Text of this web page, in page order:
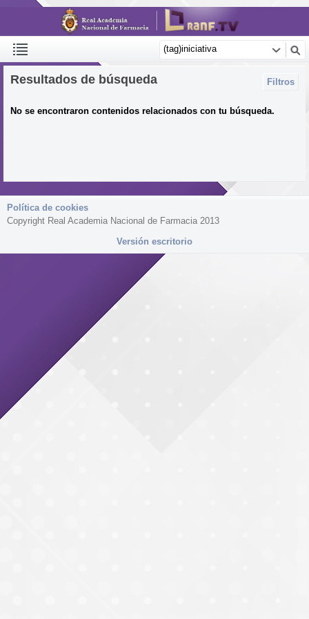
Filtros
Resultados de búsqueda
No se encontraron contenidos relacionados con tu búsqueda.
Política de cookies
Copyright Real Academia Nacional de Farmacia 2013
Versión escritorio